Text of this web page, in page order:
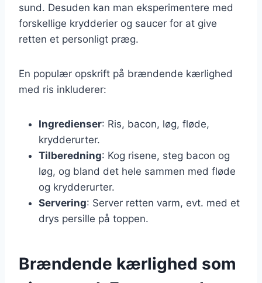
sund. Desuden kan man eksperimentere med
forskellige krydderier og saucer for at give
retten et personligt præg.
En populær opskrift på brændende kærlighed
med ris inkluderer:
Ingredienser: Ris, bacon, løg, fløde,
krydderurter.
Tilberedning: Kog risene, steg bacon og
løg, og bland det hele sammen med fløde
og krydderurter.
Servering: Server retten varm, evt. med et
drys persille på toppen.
Brændende kærlighed som